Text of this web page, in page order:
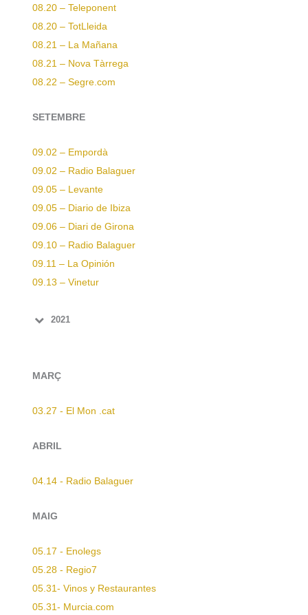
08.20 – Teleponent
08.20 – TotLleida
08.21 – La Mañana
08.21 – Nova Tàrrega
08.22 – Segre.com
SETEMBRE
09.02 – Empordà
09.02 – Radio Balaguer
09.05 – Levante
09.05 – Diario de Ibiza
09.06 – Diari de Girona
09.10 – Radio Balaguer
09.11 – La Opinión
09.13 – Vinetur
2021
MARÇ
03.27 - El Mon .cat
ABRIL
04.14 - Radio Balaguer
MAIG
05.17 - Enolegs
05.28 - Regio7
05.31- Vinos y Restaurantes
05.31- Murcia.com